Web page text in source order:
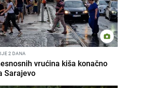
2 DANA
vrućina kiša konačno
Sarajevo